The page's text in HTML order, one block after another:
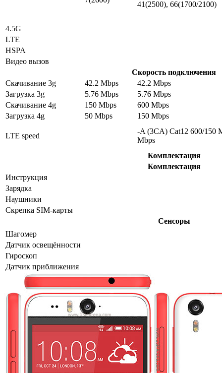
41(2500), 66(1700/2100)
4.5G
LTE
HSPA
Видео вызов
Скорость подключения
Скачивание 3g
42.2 Mbps
42.2 Mbps
Загрузка 3g
5.76 Mbps
5.76 Mbps
Скачивание 4g
150 Mbps
600 Mbps
Загрузка 4g
50 Mbps 150 Mbps
LTE speed
-A (3CA) Cat12 600/150
Mbps
Комплектация
Комплектация
Инструкция
Зарядка
Наушники
Скрепка SIM-карты
Сенсоры
Шагомер
Датчик освещённости
Гироскоп
Датчик приближения